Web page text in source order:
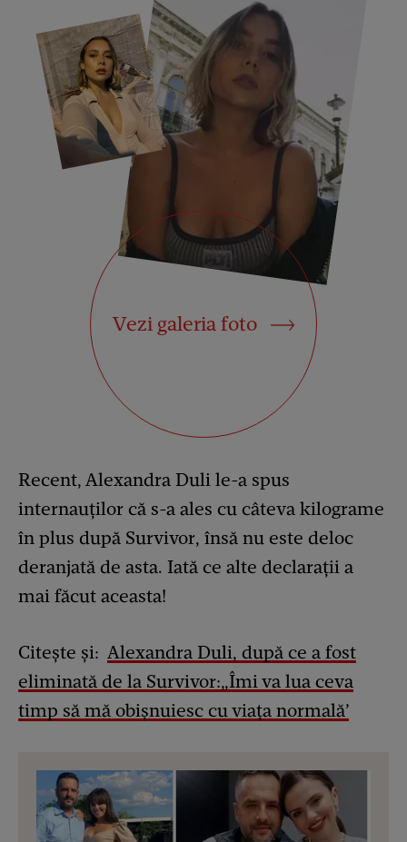
Vezi galeria foto
Recent, Alexandra Duli le-a spus
internauților că s-a ales cu câteva kilograme
în plus după Survivor, însă nu este deloc
deranjată de asta. Iată ce alte declarații a
mai făcut aceasta!
Citește și: Alexandra Duli, după ce a fost
eliminată de la Survivor:„Îmi va lua ceva
timp să mă obișnuiesc cu viața normală’